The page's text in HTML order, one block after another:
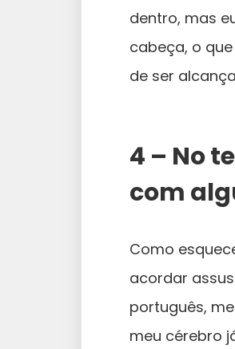
dentro, mas
cabeça, o
de ser
4 – No
com
Como
acordar
português,
meu cérebro